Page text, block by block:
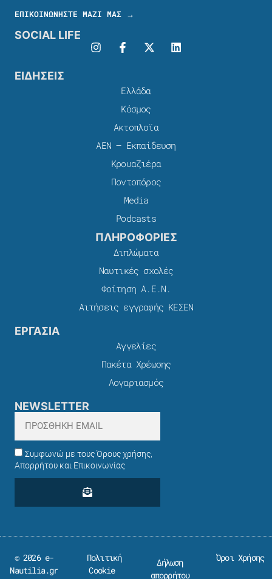
ΕΠΙΚΟΙΝΩΝΗΣΤΕ ΜΑΖΙ ΜΑΣ →
SOCIAL LIFE
ΕΙΔΗΣΕΙΣ
Ελλάδα
Κόσμος
Ακτοπλοϊα
ΑΕΝ – Εκπαίδευση
Κρουαζιέρα
Ποντοπόρος
Media
Podcasts
ΠΛΗΡΟΦΟΡΙΕΣ
Διπλώματα
Ναυτικές σχολές
Φοίτηση Α.Ε.Ν.
Αιτήσεις εγγραφής ΚΕΣΕΝ
ΕΡΓΑΣΙΑ
Αγγελίες
Πακέτα Χρέωσης​
Λογαριασμός
NEWSLETTER
Συμφωνώ με τους Όρους χρήσης,
Απορρήτου και Επικοινωνίας
© 2026 e-
Nautilia.gr
Πολιτική
Cookie
Δήλωση
απορρήτου
Όροι Χρήσης